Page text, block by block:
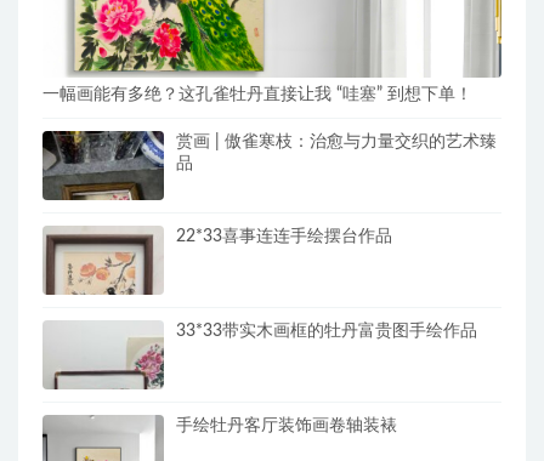
一幅画能有多绝？这孔雀牡丹直接让我 “哇塞” 到想下单！
赏画 | 傲雀寒枝：治愈与力量交织的艺术臻
品
22*33喜事连连手绘摆台作品
33*33带实木画框的牡丹富贵图手绘作品
手绘牡丹客厅装饰画卷轴装裱